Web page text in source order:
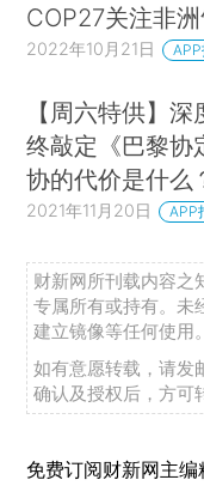
COP27关注非
2022年10月21日
【周六特供】
终敲定《巴黎协
协的代价是什么
2021年11月20日 APP
财新网所刊载内容之
专属所有或持有。未
建立镜像等任何使用。
如有意愿转载，请发
确认及授权后，方可
免费订阅财新网主编